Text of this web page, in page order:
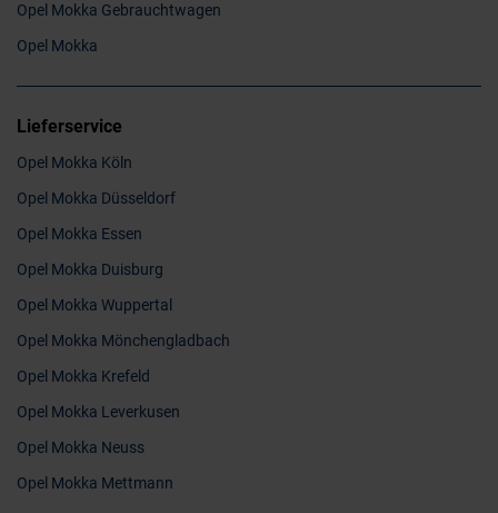
Opel Mokka Gebrauchtwagen
Opel Mokka
Lieferservice
Opel Mokka Köln
Opel Mokka Düsseldorf
Opel Mokka Essen
Opel Mokka Duisburg
Opel Mokka Wuppertal
Opel Mokka Mönchengladbach
Opel Mokka Krefeld
Opel Mokka Leverkusen
Opel Mokka Neuss
Opel Mokka Mettmann